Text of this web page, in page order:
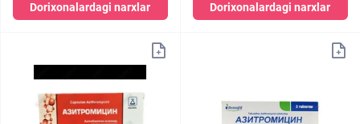
Dorixonalardagi narxlar Dorixonalardagi narxlar